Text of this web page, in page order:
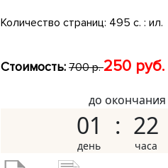
Количество страниц: 495 с. : ил.
Стоимость: 700 р.250 руб.
до окончания
01 22